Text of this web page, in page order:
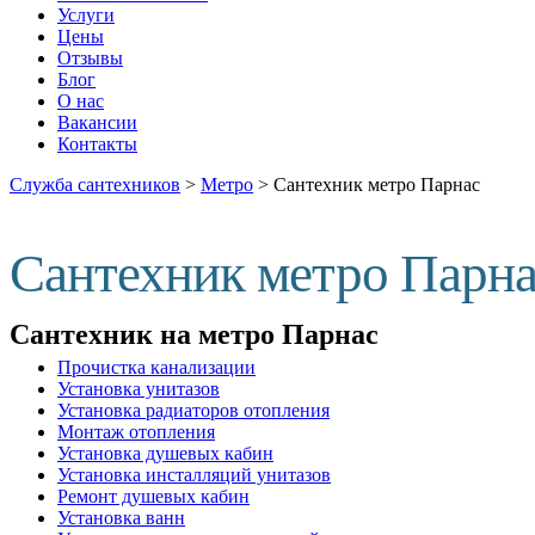
Услуги
Цены
Отзывы
Блог
О нас
Вакансии
Контакты
Служба сантехников > Метро > Сантехник метро Парнас
Сантехник метро
Сантехник на метро Парнас
Прочистка канализации
Установка унитазов
Установка радиаторов отопления
Монтаж отопления
Установка душевых кабин
Установка инсталляций унитазов
Ремонт душевых кабин
Установка ванн